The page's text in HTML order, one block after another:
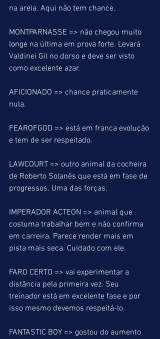
na areia. Aqui não tem chance.
MONTPARNASSE => não chegou muito
longe na última em prova forte. Levará
Valdinei Gil no dorso e deve ser visto
como excelente azar.
AFICIONADO => chance praticamente
nula.
FEAROFGOD => está em franca evolução
e tem de ser respeitado.
LAWCOURT => outro animal da cocheira
de Roberto Solanês que está em fase de
progressos. Uma das forças.
IMPERADOR ACTEON => animal que
costuma trabalhar bem e não confirma
em carreira. Parece render mais em
pista mais seca. Cuidado com ele.
FARO CERTO => vai experimentar a
distância pela primeira vez. Seu
treinador está em excelente fase e por
isso mesmo devemos respeitá-lo.
FANTASTIC BOY => gostou do aumento